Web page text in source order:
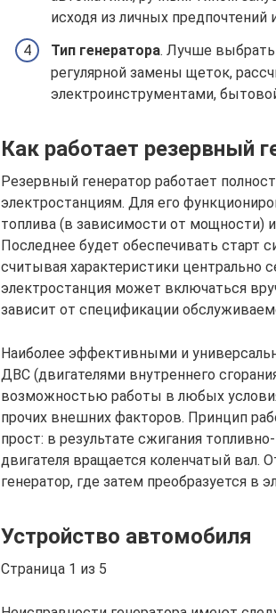
исходя из личных
Тип генератора. Лучше выбрать
регулярной замены щеток,
электроинструментами,
Как работает резервный
Резервный генератор работает
электростанциям. Для его
топлива (в зависимости от мощности)
Последнее будет обеспечивать старт
считывая характеристики центрально
электростанция может включаться
зависит от спецификации
Наиболее эффективными и
ДВС (двигателями внутреннего
возможностью работы в любых
прочих внешних факторов. Принцип
прост: в результате сжигания
двигателя вращается коленчатый вал.
генератор, где затем преобразуется в
Устройство автомобиля
Страница 1 из 5